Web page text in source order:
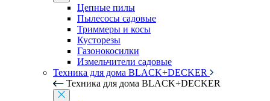
Цепные пилы
Пылесосы садовые
Триммеры и косы
Кусторезы
Газонокосилки
Измельчители садовые
Техника для дома BLACK+DECKER
Техника для дома BLACK+DECKER